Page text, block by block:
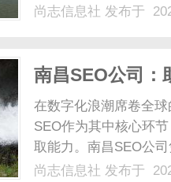
具，通过优化网站结
尚志信息社 发布于
南昌SEO公司：
在数字化浪潮席卷全
SEO作为其中核心环
取能力。南昌SEO公
的精准把握，以及多
尚志信息社 发布于